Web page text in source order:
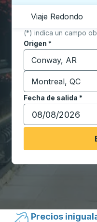
Viaje Redondo
(*) indica un campo
Origen *
Comience a
Destino*
Comience a
Fecha de salida *
Escriba la fecha en
Viajar hecho
Precios